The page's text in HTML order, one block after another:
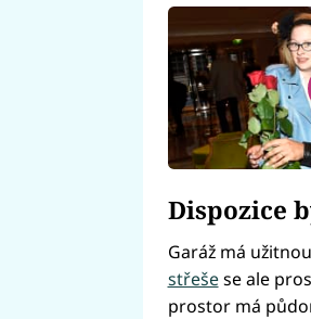
Dispozice
Garáž má
střešese ale
prostor má